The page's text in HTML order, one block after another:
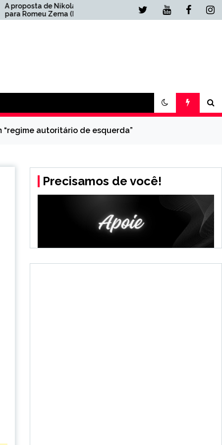
(Novo)
Lulinha é chamado de
“marido” de Roberta
Luchsinger em ação
autoritário de esquerda”
Precisamos de você!